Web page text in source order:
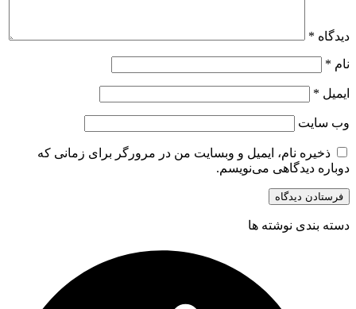
دیدگاه *
نام *
ایمیل *
وب‌ سایت
ذخیره نام، ایمیل و وبسایت من در مرورگر برای زمانی که
دوباره دیدگاهی می‌نویسم.
دسته بندی نوشته ها